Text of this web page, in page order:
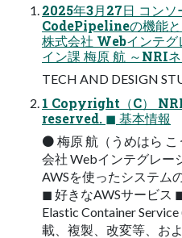
2025年3月27日 コン
CodePipelineの機能
株式会社 Webインテ
イン課 梅原 航 ～NRI
TECH AND DESIGN
1 Copyright（C）
reserved. ◼ 基本情報
⚫ 梅原 航（うめはら
会社 Webインテグレー
AWSを使ったシステム
◼ 好きなAWSサービス
Elastic Container
載、複製、改変等、お